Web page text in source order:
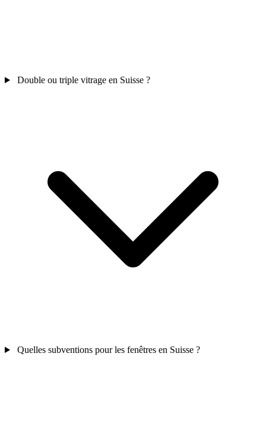
Double ou triple vitrage en Suisse ?
Quelles subventions pour les fenêtres en Suisse ?